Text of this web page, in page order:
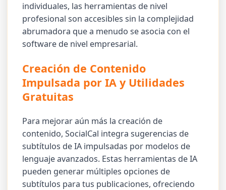
individuales, las herramientas de nivel
profesional son accesibles sin la complejidad
abrumadora que a menudo se asocia con el
software de nivel empresarial.
Creación de Contenido
Impulsada por IA y Utilidades
Gratuitas
Para mejorar aún más la creación de
contenido, SocialCal integra sugerencias de
subtítulos de IA impulsadas por modelos de
lenguaje avanzados. Estas herramientas de IA
pueden generar múltiples opciones de
subtítulos para tus publicaciones, ofreciendo